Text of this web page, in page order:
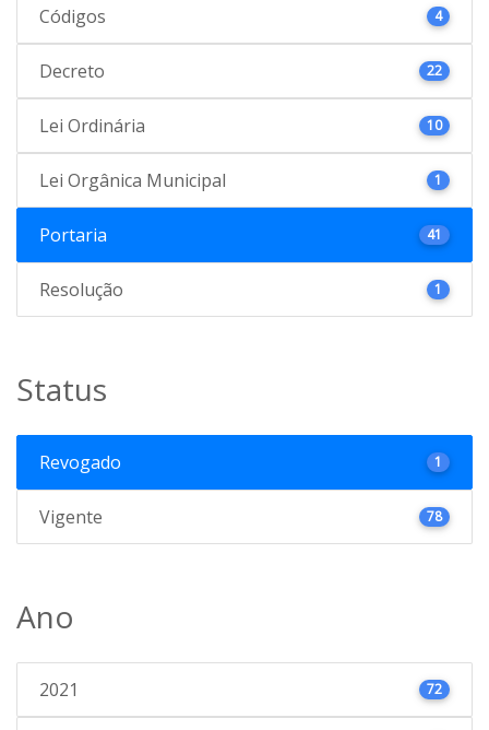
Códigos 4
Decreto 22
Lei Ordinária 10
Lei Orgânica Municipal 1
Portaria 41
Resolução 1
Status
Revogado 1
Vigente 78
Ano
2021 72